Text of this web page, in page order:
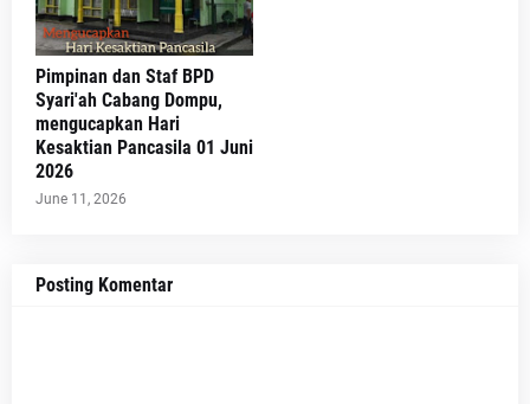
Pimpinan dan Staf BPD
Syari'ah Cabang Dompu,
mengucapkan Hari
Kesaktian Pancasila 01 Juni
2026
June 11, 2026
Posting Komentar